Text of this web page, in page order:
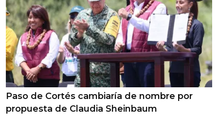
Paso de Cortés cambiaría de nombre por
propuesta de Claudia Sheinbaum